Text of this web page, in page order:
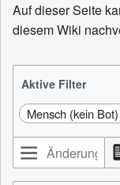
Auf dieser Seite
diesem Wiki
Aktive Filter
Mensch (kein Bot)